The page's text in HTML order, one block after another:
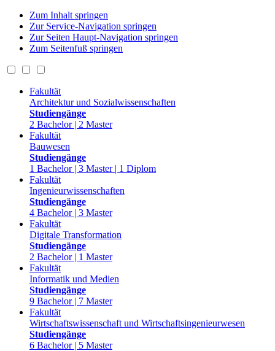
Zum Inhalt springen
Zur Service-Navigation springen
Zur Seiten Haupt-Navigation springen
Zum Seitenfuß springen
Fakultät
Architektur und Sozialwissenschaften
Studiengänge
2 Bachelor | 2 Master
Fakultät
Bauwesen
Studiengänge
1 Bachelor | 3 Master | 1 Diplom
Fakultät
Ingenieurwissenschaften
Studiengänge
4 Bachelor | 3 Master
Fakultät
Digitale Transformation
Studiengänge
2 Bachelor | 1 Master
Fakultät
Informatik und Medien
Studiengänge
9 Bachelor | 7 Master
Fakultät
Wirtschaftswissenschaft und Wirtschaftsingenieurwesen
Studiengänge
6 Bachelor | 5 Master